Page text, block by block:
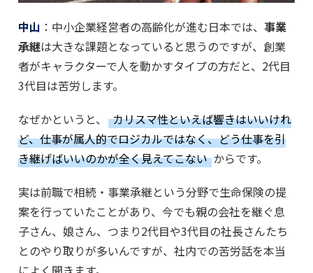
中山 ：中小企業経営者の高齢化が進む日本では、 事業
承継は大きな課題となっていると思うのですが、創業
者がキャラクターで人を動かすタイプの方だと、2代目
3代目は苦労します。
なぜかというと、
カリスマ性といえば響きはいいけれ
ど、仕事が属人的でロジカルではなく、どう仕事を引
き継げばいいのかが全く見えてこない からです。
実は前職で相続・事業承継という分野で生命保険の提
案を行っていたことがあり、今でも親の会社を継ぐ息
子さん、娘さん、つまり2代目や3代目の社長さんたち
とのやり取りが多いんですが、社内での苦労話を本当